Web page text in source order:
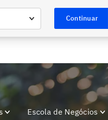
especiais.
Continuar
Escola de Negócios